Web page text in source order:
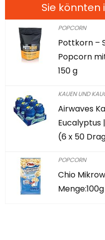
Sie könnten
POPCORN
Pottkorn –
Popcorn
150 g
KAUEN UND
Airwaves
Eucalyptus
(6 x 50
POPCORN
Chio
Menge:100g